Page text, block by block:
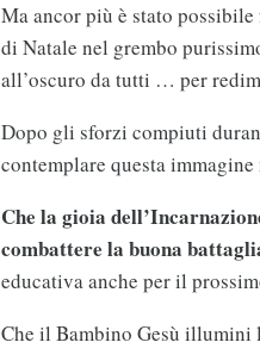
Ma ancor più è stato
di Natale nel grembo
all’oscuro da tutti … per
Dopo gli sforzi compiuti
contemplare questa
Che la gioia
combattere la buona
educativa anche per il
Che il Bambino Gesù illumini